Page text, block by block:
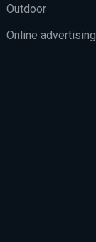
Outdoor
Online advertising